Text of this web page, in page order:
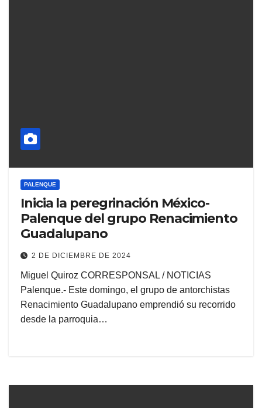
PALENQUE
Inicia la peregrinación México-
Palenque del grupo Renacimiento
Guadalupano
2 DE DICIEMBRE DE 2024
Miguel Quiroz CORRESPONSAL / NOTICIAS
Palenque.- Este domingo, el grupo de antorchistas
Renacimiento Guadalupano emprendió su recorrido
desde la parroquia…